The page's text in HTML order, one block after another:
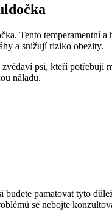
Tento temperamentní
a snižují riziko obezity.
psi, kteří potřebují
náladu.
pamatovat tyto
se nebojte